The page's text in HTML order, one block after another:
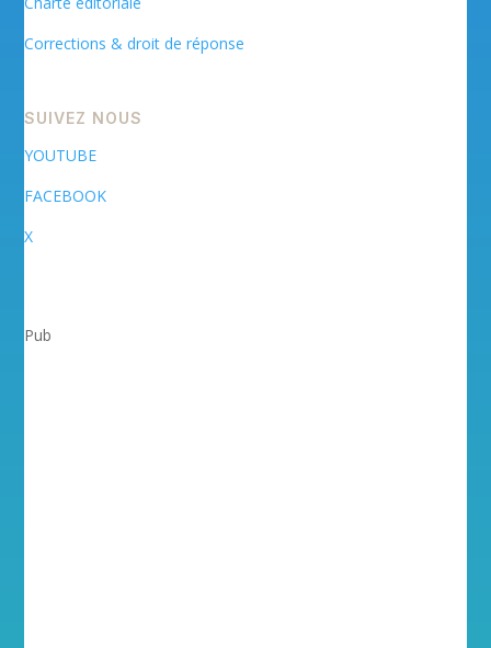
Corrections & droit de réponse
SUIVEZ NOUS
YOUTUBE
FACEBOOK
X
Pub